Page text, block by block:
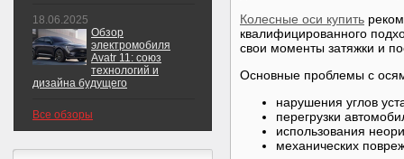
Колесные оси купить
квалифицированного
свои моменты затяжки и
Основные проблемы с
нарушения углов
перегрузки
использования
механических
18.06.2025
Обзор
электромобиля
Avatr 11: союз
технологий и
дизайна будущего
Все обзоры